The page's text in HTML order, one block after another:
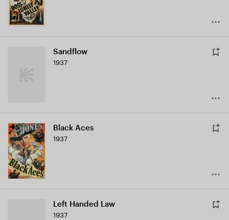
Sandflow
1937
Black Aces
1937
Left Handed Law
1937